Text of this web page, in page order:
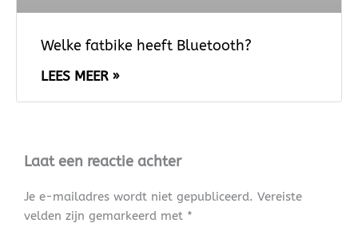
Welke fatbike heeft Bluetooth?
LEES MEER »
Laat een reactie achter
Je e-mailadres wordt niet gepubliceerd. Vereiste
velden zijn gemarkeerd met *